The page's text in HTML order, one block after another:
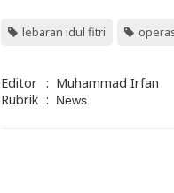
lebaran idul fitri
Editor : Muhammad Irfan
Rubrik : News